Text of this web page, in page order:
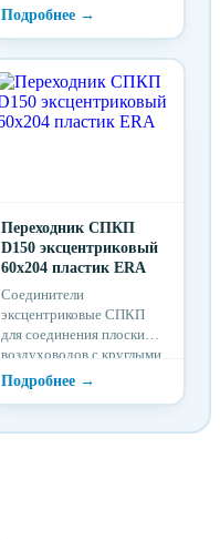
Переходник СПКП
D150 эксцентриковый
60х204 пластик ERA
Соединители
эксцентриковые СПКП
для соединения плоских
воздуховодов с круглыми